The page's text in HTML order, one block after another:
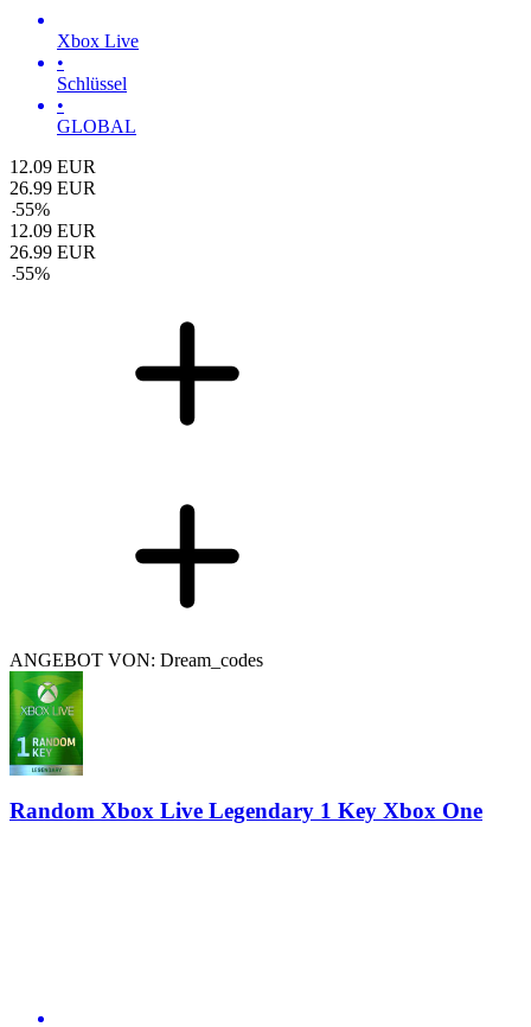
Xbox Live
•
Schlüssel
•
GLOBAL
12.09 EUR
26.99 EUR
-55%
12.09 EUR
26.99 EUR
-55%
ANGEBOT VON: Dream_codes
Random Xbox Live Legendary 1 Key Xbox One